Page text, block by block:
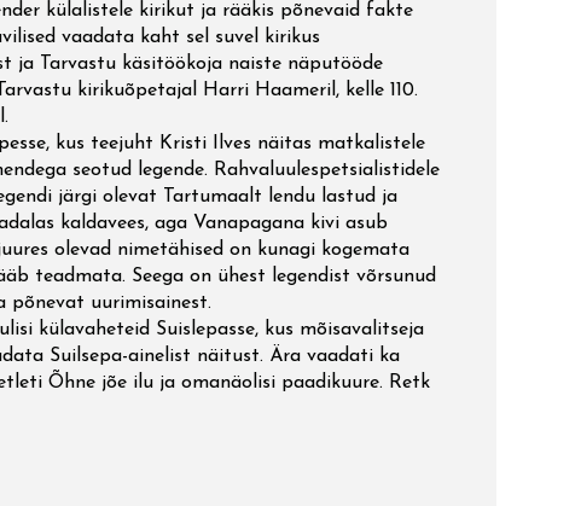
külalistele kirikut ja rääkis põnevaid fakte
vaadata kaht sel suvel kirikus
ja Tarvastu käsitöökoja naiste näputööde
kirikuõpetajal Harri Haameril, kelle 110.
kus teejuht Kristi Ilves näitas matkalistele
seotud legende. Rahvaluulespetsialistidele
järgi olevat Tartumaalt lendu lastud ja
kaldavees, aga Vanapagana kivi asub
olevad nimetähised on kunagi kogemata
teadmata. Seega on ühest legendist võrsunud
põnevat uurimisainest.
külavaheteid Suislepasse, kus mõisavalitseja
Suilsepa-ainelist näitust. Ära vaadati ka
Õhne jõe ilu ja omanäolisi paadikuure. Retk